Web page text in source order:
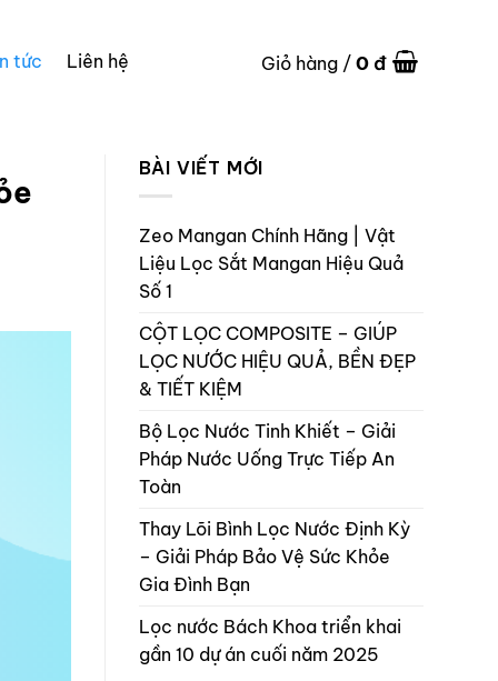
tức Liên hệ Giỏ hàng / 0 đ
BÀI VIẾT MỚI
Zeo Mangan Chính Hãng | Vật
Liệu Lọc Sắt Mangan Hiệu Quả
Số 1
CỘT LỌC COMPOSITE – GIÚP
LỌC NƯỚC HIỆU QUẢ, BỀN ĐẸP
& TIẾT KIỆM
Bộ Lọc Nước Tinh Khiết – Giải
Pháp Nước Uống Trực Tiếp An
Toàn
Thay Lõi Bình Lọc Nước Định Kỳ
– Giải Pháp Bảo Vệ Sức Khỏe
Gia Đình Bạn
Lọc nước Bách Khoa triển khai
gần 10 dự án cuối năm 2025